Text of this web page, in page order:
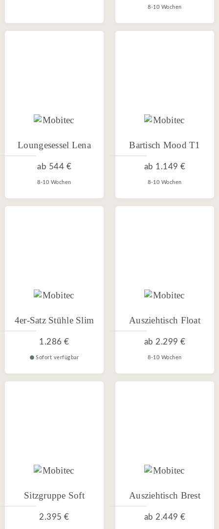
8-10 Wochen
Loungesessel Lena
ab 544 €
8-10 Wochen
Bartisch Mood T1
ab 1.149 €
8-10 Wochen
4er-Satz Stühle Slim
1.286 €
Sofort verfügbar
Ausziehtisch Float
ab 2.299 €
8-10 Wochen
Sitzgruppe Soft
2.395 €
Ausziehtisch Brest
ab 2.449 €